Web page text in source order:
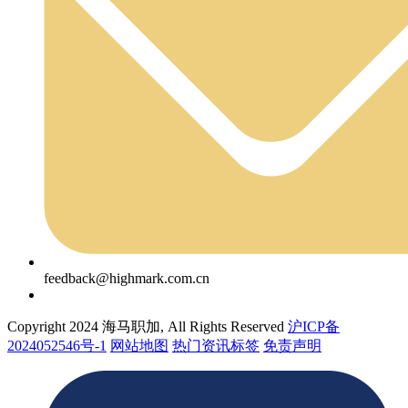
feedback@highmark.com.cn
Copyright 2024 海马职加, All Rights Reserved 沪ICP备
2024052546号-1 网站地图 热门资讯标签 免责声明